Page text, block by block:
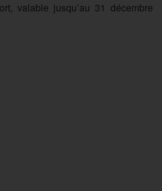
valable jusqu’au 31 décembre